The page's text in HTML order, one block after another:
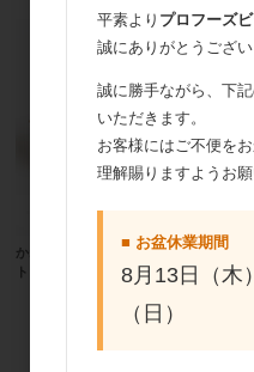
かねみつ インナートレーチョコレー
ト 3個用（ゴールド）48860 200個
平素より プロフーズ
誠にありがとうござい
誠に勝手ながら、下
いただきます。
お客様にはご不便を
理解賜りますようお願
■ お盆休業期間
8月13日（木
（日）